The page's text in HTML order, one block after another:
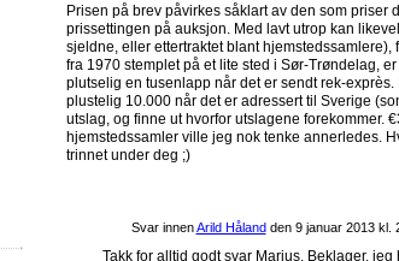
Prisen på brev påvirkes såklart av den som priser
prissettingen på auksjon. Med lavt utrop kan
sjeldne, eller ettertraktet blant
fra 1970 stemplet på et lite sted i Sør-Trøndelag,
plutselig en tusenlapp når det er sendt rek-
plustelig 10.000 når det er adressert til Sverige
utslag, og finne ut hvorfor utslagene forekommer.
hjemstedssamler ville jeg nok tenke annerledes.
trinnet under deg ;)
Svar innenArild Hålandden 9 januar 2013 kl.
Takk for alltid godt svar Marius. Beklager,